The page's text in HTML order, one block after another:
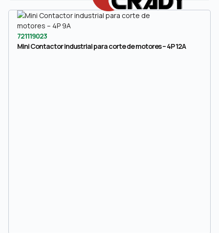
721119023
Mini Contactor industrial para corte de motores – 4P 12A